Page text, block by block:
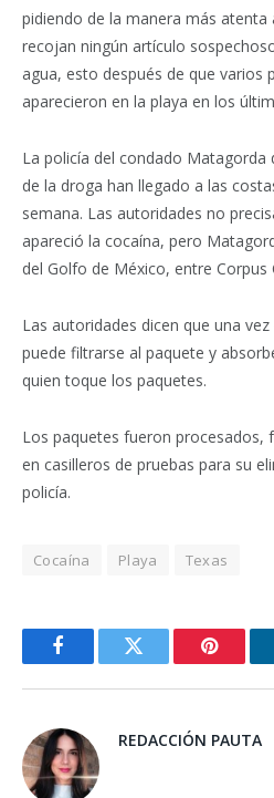
pidiendo de la manera más atenta
recojan ningún artículo
agua, esto después de que varios
aparecieron en la playa en los
La policía del condado Matagorda
de la droga han llegado a las
semana. Las autoridades no
apareció la cocaína, pero
del Golfo de México, entre Corpus
Las autoridades dicen que una
puede filtrarse al paquete y
quien toque los paquetes.
Los paquetes fueron procesados,
en casilleros de pruebas para su
policía.
Cocaína Playa Texas
FacebookTwitter
REDACCIÓN PAUTA